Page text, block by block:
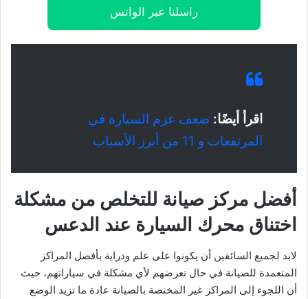
راسلنا عبر الواتس
اقرأ أيضًا: ضعف عزم السيارة في
المرتفعات و 11 من أبرز الأسباب
أفضل مركز صيانة للتخلص من مشكلة
اختناق محرك السيارة عند الدعس
لابد لجميع السائقين أن يكونوا على علم ودراية بأفضل المراكز
المتعمدة للصيانة في حال تعرضهم لأي مشكلة في سياراتهم، حيث
أن اللجوء إلى المراكز غير المختصة بالصيانة عادة ما تزيد الوضع